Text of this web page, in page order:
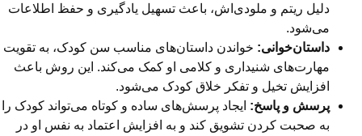
دلیل ریتم و ملودی‌اش، باعث تسهیل یادگیری و حفظ اطلاعات
می‌شود.
داستان‌خوانی: خواندن داستان‌های مناسب سن کودک، به تقویت
مهارت‌های شنیداری و کلامی او کمک می‌کند. این روش باعث
افزایش تخیل و تفکر خلاق کودک می‌شود.
پرسش و پاسخ: ایجاد پرسش‌های ساده و کوتاه می‌تواند کودک را
به صحبت کردن تشویق کند و به افزایش اعتماد به نفس او در